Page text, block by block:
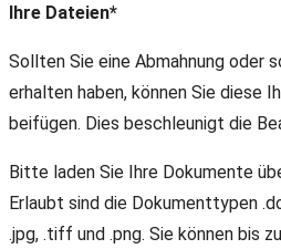
Ihre Dateien*
Sollten Sie eine Abmahnung oder
erhalten haben, können Sie diese
beifügen. Dies beschleunigt die
Bitte laden Sie Ihre Dokumente
Erlaubt sind die Dokumenttypen
.jpg, .tiff und .png. Sie können bis